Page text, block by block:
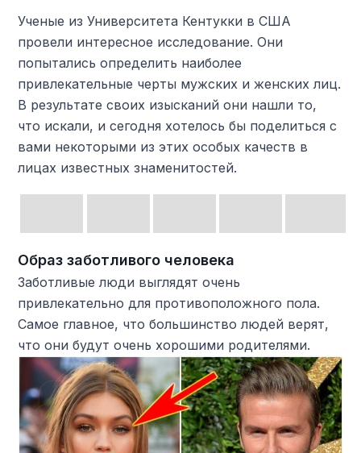
Ученые из Университета Кентукки в США
провели интересное исследование. Они
попытались определить наиболее
привлекательные черты мужских и женских лиц.
В результате своих изысканий они нашли то,
что искали, и сегодня хотелось бы поделиться с
вами некоторыми из этих особых качеств в
лицах известных знаменитостей.
Образ заботливого человека
Заботливые люди выглядят очень
привлекательно для противоположного пола.
Самое главное, что большинство людей верят,
что они будут очень хорошими родителями.